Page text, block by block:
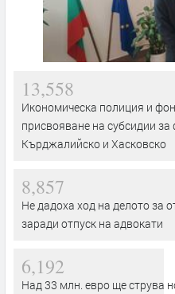
13,558
Икономическа полиция и
присвояване на субсидии
Кърджалийско и Хасковско
8,857
Не дадоха ход на делото за
заради отпуск на адвокати
6,192
Над 33 млн. евро ще струва